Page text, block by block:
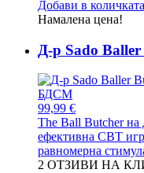
Добави в количката
Намалена цена!
Д-р Sado Baller
99,99 €
The Ball Butcher на
ефективна CBT
равномерна
2 ОТЗИВИ НА